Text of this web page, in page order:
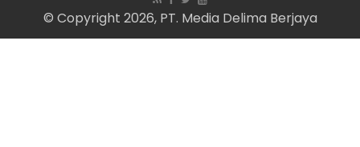
© Copyright 2026, PT. Media Delima Berjaya